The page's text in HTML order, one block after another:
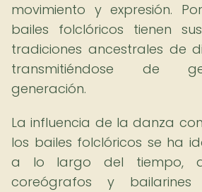
movimiento y expresión.
bailes folclóricos tienen
tradiciones ancestrales de
transmitiéndose de
generación.
La influencia de la danza
los bailes folclóricos se ha
a lo largo del tiempo,
coreógrafos y